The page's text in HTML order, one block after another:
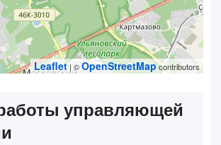
Leaflet| ©OpenStreetMapcontributors
управляющей